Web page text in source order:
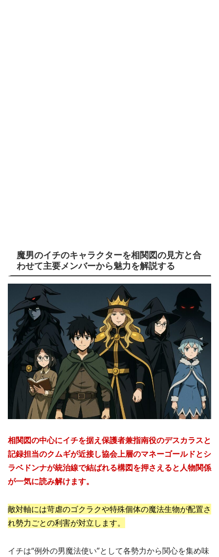
魔男のイチのキャラクターを相関図の見方と合
わせて主要メンバーから魅力を解説する
相関図の中心にイチを据え保護者兼指南役のデスカラスと
記録担当のクムギが近接し協会上層のマネーゴールドとシ
ラベドンナが統治線で結ばれる構図を押さえると人物関係
が一気に読み解けます。
敵対軸には苛虐のゴクラクや特殊個体の魔法生物が配置さ
れ勢力ごとの利害が対立します。
イチは“例外の男魔法使い”として各勢力から関心を集め味